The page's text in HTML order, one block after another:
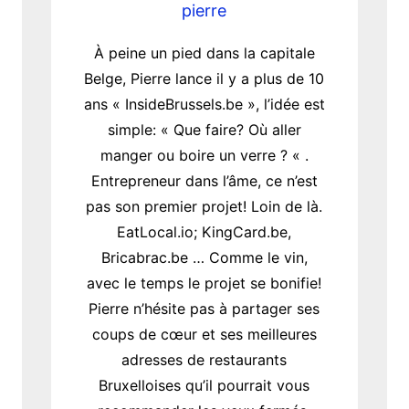
pierre
À peine un pied dans la capitale
Belge, Pierre lance il y a plus de 10
ans « InsideBrussels.be », l’idée est
simple: « Que faire? Où aller
manger ou boire un verre ? « .
Entrepreneur dans l’âme, ce n’est
pas son premier projet! Loin de là.
EatLocal.io; KingCard.be,
Bricabrac.be … Comme le vin,
avec le temps le projet se bonifie!
Pierre n’hésite pas à partager ses
coups de cœur et ses meilleures
adresses de restaurants
Bruxelloises qu’il pourrait vous